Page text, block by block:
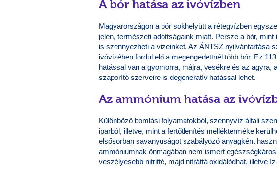
A bór hatása az ivóvízben
Magyarországon a bór sokhelyütt a rétegvízben
jelen, természeti adottságaink miatt. Persze a bór,
is szennyezheti a vizeinket. Az ÁNTSZ nyilvántartása
ivóvizében fordul elő a megengedettnél több bór. Ez
hatással van a gyomorra, májra, vesékre és az agyra,
szaporító szerveire is degeneratív hatással lehet.
Az ammónium hatása az
Különböző bomlási folyamatokból, szennyvíz általi
iparból, illetve, mint a fertőtlenítés mellékterméke
elsősorban savanyúságot szabályozó anyagként
ammóniumnak önmagában nem ismert
veszélyesebb nitritté, majd nitráttá oxidálódhat, illetve